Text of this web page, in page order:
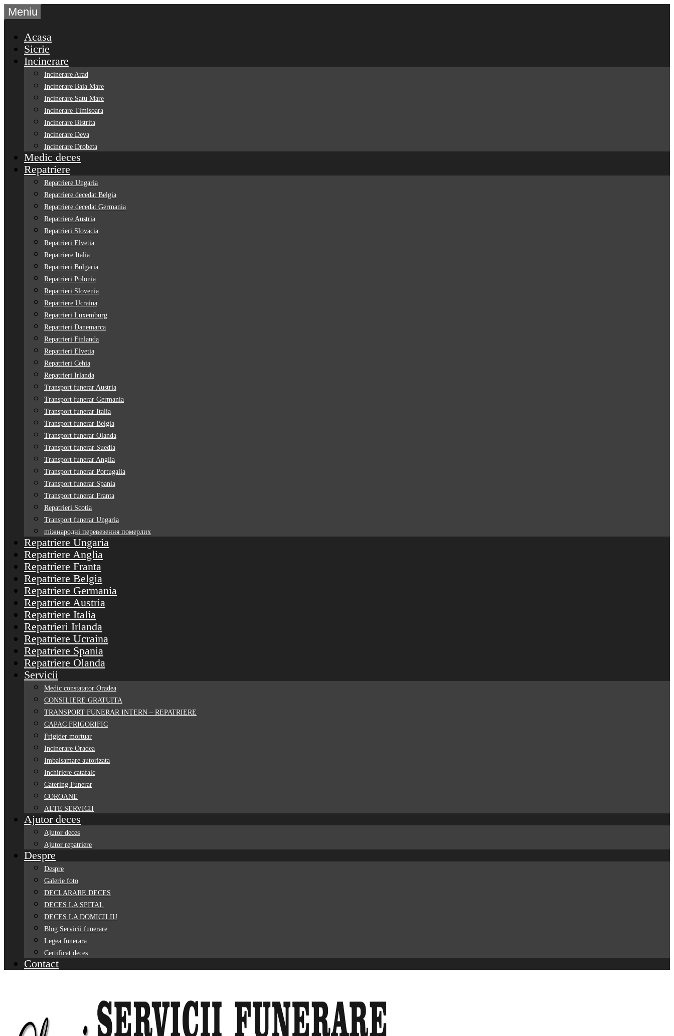
Sari
la
conținut
Meniu
Acasa
Sicrie
Incinerare
Incinerare Arad
Incinerare Baia Mare
Incinerare Satu Mare
Incinerare Timisoara
Incinerare Bistrita
Incinerare Deva
Incinerare Drobeta
Medic deces
Repatriere
Repatriere Ungaria
Repatriere decedat Belgia
Repatriere decedat Germania
Repatriere Austria
Repatrieri Slovacia
Repatrieri Elvetia
Repatriere Italia
Repatrieri Bulgaria
Repatrieri Polonia
Repatrieri Slovenia
Repatriere Ucraina
Repatrieri Luxemburg
Repatrieri Danemarca
Repatrieri Finlanda
Repatrieri Elvetia
Repatrieri Cehia
Repatrieri Irlanda
Transport funerar Austria
Transport funerar Germania
Transport funerar Italia
Transport funerar Belgia
Transport funerar Olanda
Transport funerar Suedia
Transport funerar Anglia
Transport funerar Portugalia
Transport funerar Spania
Transport funerar Franta
Repatrieri Scotia
Transport funerar Ungaria
mіжнародні перевезення померлих
Repatriere Ungaria
Repatriere Anglia
Repatriere Franta
Repatriere Belgia
Repatriere Germania
Repatriere Austria
Repatriere Italia
Repatrieri Irlanda
Repatriere Ucraina
Repatriere Spania
Repatriere Olanda
Servicii
Medic constatator Oradea
CONSILIERE GRATUITA
TRANSPORT FUNERAR INTERN – REPATRIERE
CAPAC FRIGORIFIC
Frigider mortuar
Incinerare Oradea
Imbalsamare autorizata
Inchiriere catafalc
Catering Funerar
COROANE
ALTE SERVICII
Ajutor deces
Ajutor deces
Ajutor repatriere
Despre
Despre
Galerie foto
DECLARARE DECES
DECES LA SPITAL
DECES LA DOMICILIU
Blog Servicii funerare
Legea funerara
Certificat deces
Contact